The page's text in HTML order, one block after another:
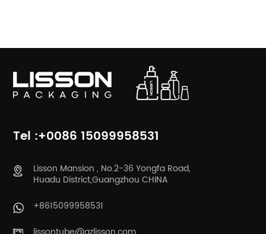
Tel :+0086 15099958531
Lisson Mansion , No.2-36 Yongfa Road,
Huadu District,Guangzhou CHINA
+8615099958531